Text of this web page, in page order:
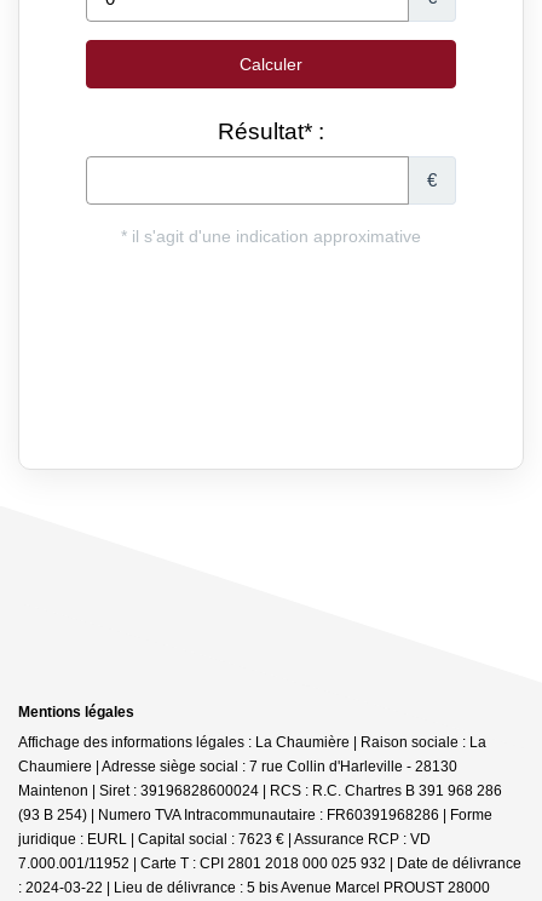
Mentions légales
Affichage des informations légales : La Chaumière | Raison sociale : La
Chaumiere | Adresse siège social : 7 rue Collin d'Harleville - 28130
Maintenon | Siret : 39196828600024 | RCS : R.C. Chartres B 391 968 286
(93 B 254) | Numero TVA Intracommunautaire : FR60391968286 | Forme
juridique : EURL | Capital social : 7623 € | Assurance RCP : VD
7.000.001/11952 | Carte T : CPI 2801 2018 000 025 932 | Date de délivrance
: 2024-03-22 | Lieu de délivrance : 5 bis Avenue Marcel PROUST 28000